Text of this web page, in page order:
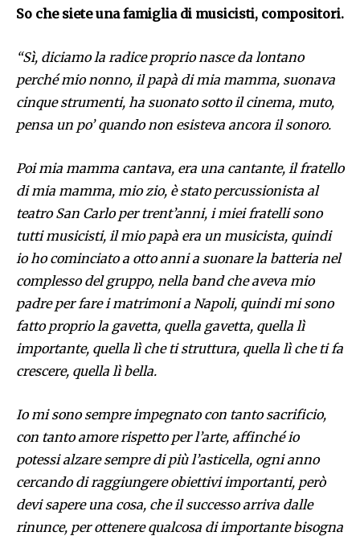
So che siete una famiglia di musicisti, compositori.
“Sì, diciamo la radice proprio nasce da lontano
perché mio nonno, il papà di mia mamma, suonava
cinque strumenti, ha suonato sotto il cinema, muto,
pensa un po’ quando non esisteva ancora il sonoro.
Poi mia mamma cantava, era una cantante, il fratello
di mia mamma, mio zio, è stato percussionista al
teatro San Carlo per trent’anni, i miei fratelli sono
tutti musicisti, il mio papà era un musicista, quindi
io ho cominciato a otto anni a suonare la batteria nel
complesso del gruppo, nella band che aveva mio
padre per fare i matrimoni a Napoli, quindi mi sono
fatto proprio la gavetta, quella gavetta, quella lì
importante, quella lì che ti struttura, quella lì che ti fa
crescere, quella lì bella.
Io mi sono sempre impegnato con tanto sacrificio,
con tanto amore rispetto per l’arte, affinché io
potessi alzare sempre di più l’asticella, ogni anno
cercando di raggiungere obiettivi importanti, però
devi sapere una cosa, che il successo arriva dalle
rinunce, per ottenere qualcosa di importante bisogna